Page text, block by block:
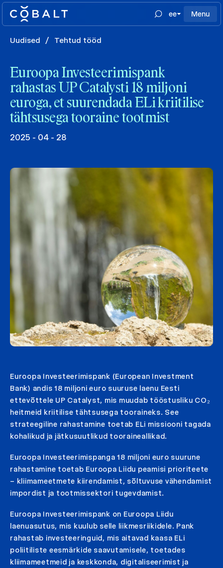
ee Menu
Uudised / Tehtud tööd
Euroopa Investeerimispank
rahastas UP Catalysti 18 miljoni
euroga, et suurendada ELi kriitilise
tähtsusega tooraine tootmist
2025 - 04 - 28
Euroopa Investeerimispank (European Investment
Bank) andis 18 miljoni euro suuruse laenu Eesti
ettevõttele UP Catalyst, mis muudab tööstusliku CO₂
heitmeid kriitilise tähtsusega tooraineks. See
strateegiline rahastamine toetab ELi missiooni tagada
kohalikud ja jätkusuutlikud tooraineallikad.
Euroopa Investeerimispanga 18 miljoni euro suurune
rahastamine toetab Euroopa Liidu peamisi prioriteete
– kliimameetmete kiirendamist, sõltuvuse vähendamist
impordist ja tootmissektori tugevdamist.
Euroopa Investeerimispank on Euroopa Liidu
laenuasutus, mis kuulub selle liikmesriikidele. Pank
rahastab investeeringuid, mis aitavad kaasa ELi
poliitiliste eesmärkide saavutamisele, toetades
kliimameetmeid ja keskkonda, digitaliseerimist ja